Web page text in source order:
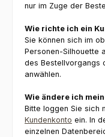
nur im Zuge der
Wie richte ich ein
Sie können sich im
Personen-Silhouette
des Bestellvorgangs
anwählen.
Wie ändere ich
Bitte loggen Sie sich
Kundenkonto ein. In
einzelnen